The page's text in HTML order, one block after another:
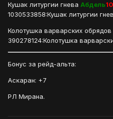
Кушак литургии гнева Абдель10
1030533858:Кушак литургии
Колотушка варварских обрядов
390278124:Колотушка
Бонус за рейд-альта:
Аскаран: +7
РЛ Мирана.